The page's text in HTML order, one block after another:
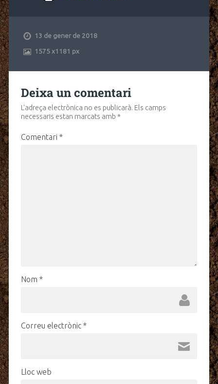
13 de gener de 2018
1575x1181 px
Deixa un comentari
L'adreça electrònica no es publicarà. Els camps
necessaris estan marcats amb *
Comentari *
Nom *
Correu electrònic *
Lloc web